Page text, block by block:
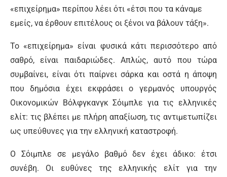
«επιχείρημα» περίπου λέει ότι «έτσι που τα κάναμε
εμείς, να έρθουν επιτέλους οι ξένοι να βάλουν τάξη».
Το «επιχείρημα» είναι φυσικά κάτι περισσότερο από
σαθρό, είναι παιδαριώδες. Απλώς, αυτό που τώρα
συμβαίνει, είναι ότι παίρνει σάρκα και οστά η άποψη
που δημόσια έχει εκφράσει ο γερμανός υπουργός
Οικονομικών Βόλφγκανγκ Σόιμπλε για τις ελληνικές
ελίτ: τις βλέπει με πλήρη απαξίωση, τις αντιμετωπίζει
ως υπεύθυνες για την ελληνική καταστροφή.
Ο Σόιμπλε σε μεγάλο βαθμό δεν έχει άδικο: έτσι
συνέβη. Οι ευθύνες της ελληνικής ελίτ για την